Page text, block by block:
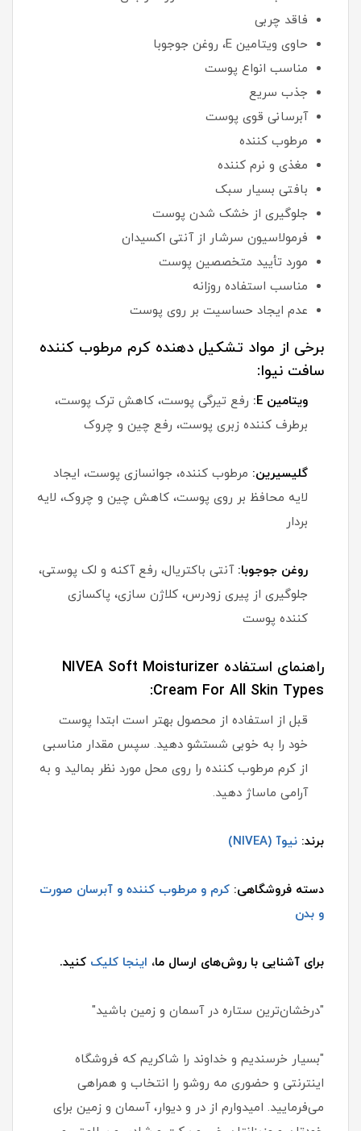
فاقد چربی
حاوی ویتامین E، روغن جوجوبا
مناسب انواع پوست
جذب سریع
آبرسانی قوی پوست
مرطوب کننده
مغذی و نرم کننده
بافتی بسیار سبک
جلوگیری از خشک شدن پوست
فرمولاسیون سرشار از آنتی اکسیدان
مورد تأیید متخصصین پوست
مناسب استفاده روزانه
عدم ایجاد حساسیت بر روی پوست
برخی از مواد تشکیل دهنده کرم مرطوب کننده
سافت نیوا:
ویتامین E:
رفع تیرگی پوست، کاهش ترک پوست،
برطرف کننده زبری پوست، رفع چین و چروک
گلیسیرین: مرطوب کننده، جوانسازی پوست، ایجاد
لایه محافظ بر روی پوست، کاهش چین و چروک، لایه
بردار
روغن جوجوبا: آنتی باکتریال، رفع آکنه و لک پوستی،
جلوگیری از پیری زودرس، کلاژن سازی، پاکسازی
کننده پوست
راهنمای استفاده NIVEA Soft Moisturizer
Cream For All Skin Types:
قبل از استفاده از محصول بهتر است ابتدا پوست
خود را به خوبی شستشو دهید. سپس مقدار مناسبی
از کرم مرطوب کننده را روی محل مورد نظر بمالید و به
آرامی ماساژ دهید.
برند: نیوآ (NIVEA)
دسته فروشگاهی: کرم و مرطوب کننده و آبرسان صورت
و بدن
برای آشنایی با روش‌های ارسال ما، اینجا کلیک کنید.
"درخشان‌ترین ستاره در آسمان و زمین باشید"
"بسیار خرسندیم و خداوند را شاکریم که فروشگاه
اینترنتی و حضوری مه روشو را انتخاب و همراهی
می‌فرمایید. امیدوارم از در و دیوار، آسمان و زمین برای